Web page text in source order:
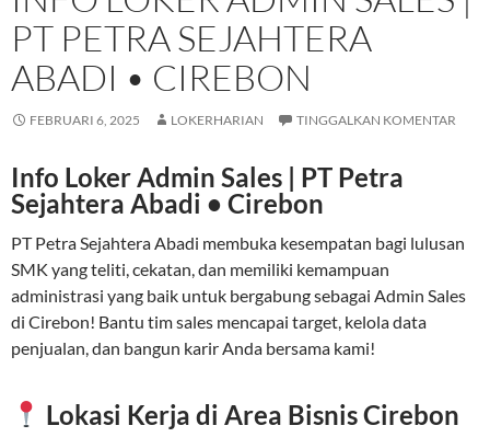
PT PETRA SEJAHTERA
ABADI • CIREBON
FEBRUARI 6, 2025 LOKERHARIAN TINGGALKAN KOMENTAR
Info Loker Admin Sales | PT Petra
Sejahtera Abadi • Cirebon
PT Petra Sejahtera Abadi membuka kesempatan bagi lulusan
SMK yang teliti, cekatan, dan memiliki kemampuan
administrasi yang baik untuk bergabung sebagai Admin Sales
di Cirebon! Bantu tim sales mencapai target, kelola data
penjualan, dan bangun karir Anda bersama kami!
Lokasi Kerja di Area Bisnis Cirebon